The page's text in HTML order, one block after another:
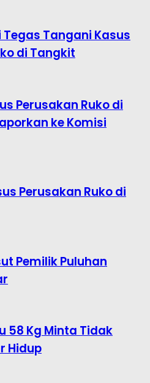
Tegas Tangani Kasus
di Tangkit
Perusakan Ruko di
ke Komisi
Perusakan Ruko di
Pemilik Puluhan
58 Kg Minta Tidak
Hidup